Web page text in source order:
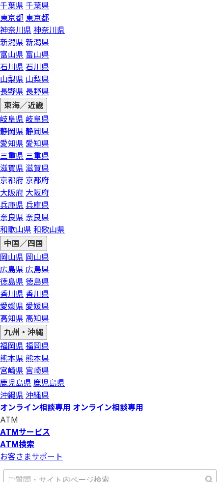
千葉県 千葉県
東京都 東京都
神奈川県 神奈川県
新潟県 新潟県
富山県 富山県
石川県 石川県
山梨県 山梨県
長野県 長野県
東海／近畿
岐阜県 岐阜県
静岡県 静岡県
愛知県 愛知県
三重県 三重県
滋賀県 滋賀県
京都府 京都府
大阪府 大阪府
兵庫県 兵庫県
奈良県 奈良県
和歌山県 和歌山県
中国／四国
岡山県 岡山県
広島県 広島県
徳島県 徳島県
香川県 香川県
愛媛県 愛媛県
高知県 高知県
九州・沖縄
福岡県 福岡県
熊本県 熊本県
宮崎県 宮崎県
鹿児島県 鹿児島県
沖縄県 沖縄県
オンライン相談専用 オンライン相談専用
ATM
ATMサービス
ATM検索
お客さまサポート